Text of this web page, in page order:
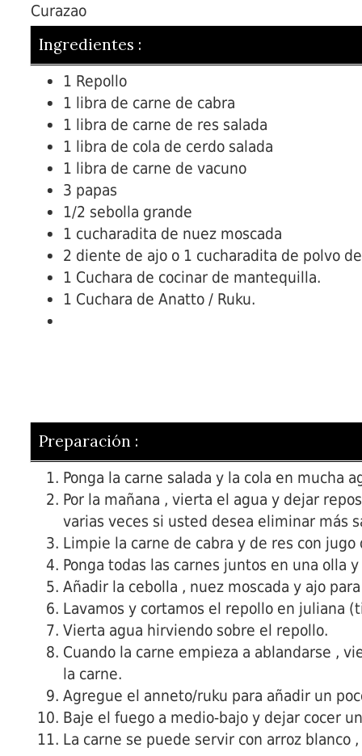
Curazao
Ingredientes :
1 Repollo
1 libra de carne de cabra
1 libra de carne de res salada
1 libra de cola de cerdo salada
1 libra de carne de vacuno
3 papas
1/2 sebolla grande
1 cucharadita de nuez moscada
2 diente de ajo o 1 cucharadita de polvo
1 Cuchara de cocinar de mantequilla.
1 Cuchara de Anatto / Ruku.
Preparación :
Ponga la carne salada y la cola en mucha
Por la mañana , vierta el agua y dejar
varias veces si usted desea eliminar más
Limpie la carne de cabra y de res con
Ponga todas las carnes juntos en una olla
Añadir la cebolla , nuez moscada y ajo
Lavamos y cortamos el repollo en juliana
Vierta agua hirviendo sobre el repollo.
Cuando la carne empieza a ablandarse ,
la carne.
Agregue el anneto/ruku para añadir un
Baje el fuego a medio-bajo y dejar cocer
La carne se puede servir con arroz blanco